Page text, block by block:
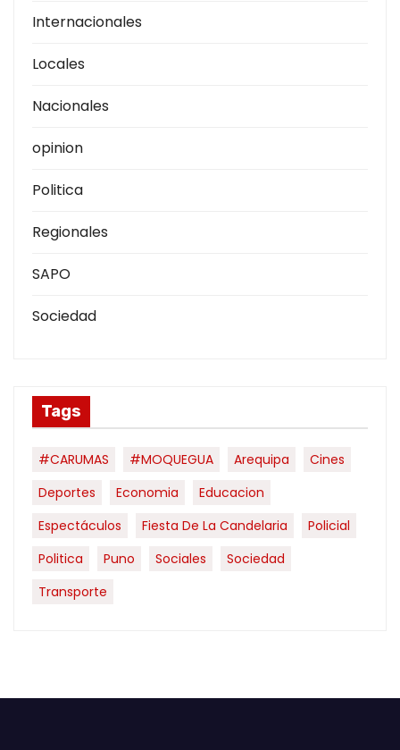
Internacionales
Locales
Nacionales
opinion
Politica
Regionales
SAPO
Sociedad
Tags
#CARUMAS #MOQUEGUA Arequipa
Cines
Deportes
Economia
Educacion
Espectáculos
Fiesta De La Candelaria
Policial
Politica
Puno Sociales
Sociedad
Transporte